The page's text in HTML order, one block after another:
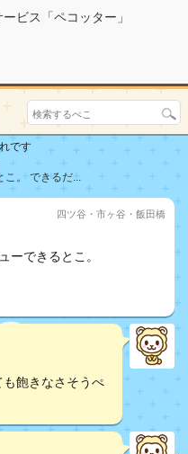
ビス「ペコッター」
です
こ。 できるだ...
四ツ谷・市ヶ谷・飯田橋
ーできるとこ。
飽きなさそうぺ